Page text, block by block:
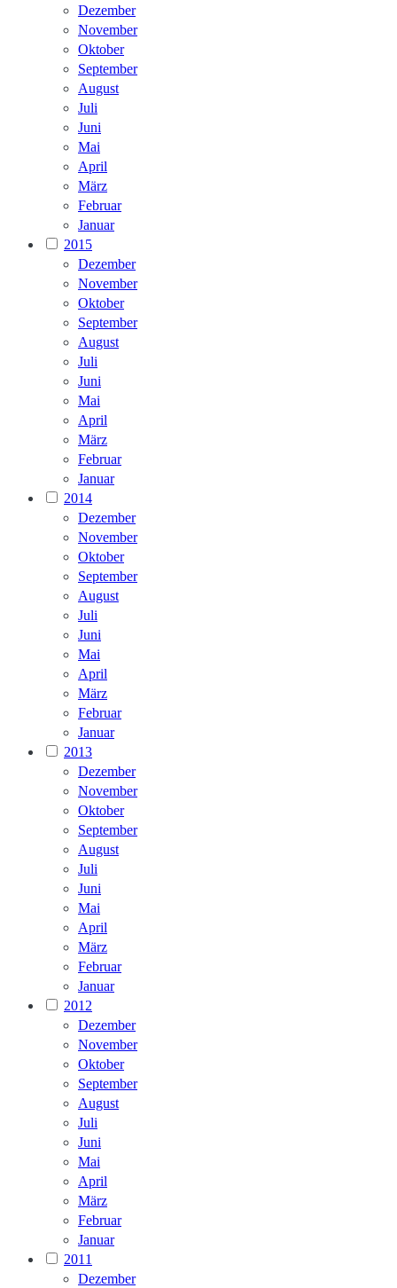
Dezember
November
Oktober
September
August
Juli
Juni
Mai
April
März
Februar
Januar
2015
Dezember
November
Oktober
September
August
Juli
Juni
Mai
April
März
Februar
Januar
2014
Dezember
November
Oktober
September
August
Juli
Juni
Mai
April
März
Februar
Januar
2013
Dezember
November
Oktober
September
August
Juli
Juni
Mai
April
März
Februar
Januar
2012
Dezember
November
Oktober
September
August
Juli
Juni
Mai
April
März
Februar
Januar
2011
Dezember